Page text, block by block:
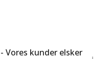
Vores kunder elsker